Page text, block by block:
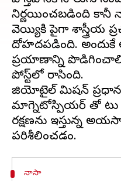
నిర్ణయించబడింది కానీ
వెయ్యికి పైగా శాస్త్రీయ
దోహదపడింది. అందుకే
ప్రయాణాన్ని
పోస్ట్‌లో రాసింది.
జియోటైల్ మిషన్ ప్రధాన
మాగ్నెటోస్పియర్ తో పాటు
రక్షణను ఇస్తున్న
నాసా